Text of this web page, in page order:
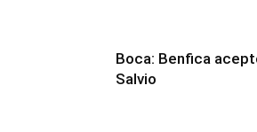
Boca: Benfica
Salvio